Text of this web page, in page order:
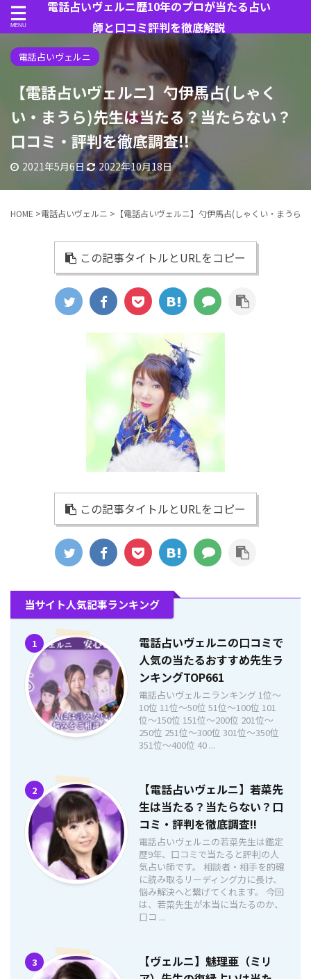
電話占いヴェルニ歴10年のプロが当たる占い
師と口コミ評判を徹底解説
電話占いヴェルニ
【電話占いヴェルニ】勺伊馬占(しゃく
い・まうら)先生は当たる？当たらない？
口コミ・評判を徹底調査!!
2021年5月6日 2022年10月18日
HOME >電話占いヴェルニ > 【電話占いヴェルニ】勺伊馬占(しゃくい・まうら
この記事タイトルとURLをコピー
この記事タイトルとURLをコピー
当サイト人気記事ランキング
1
電話占いヴェルニの口コミで
人気の当たるおすすめ先生ラ
ンキングTOP661
電話占いヴェルニランキング 1位〜
10位 11位〜50位 51位〜100位 101
位〜150位 151位〜200位 201位〜
250位 251位〜300位 301位〜350位
351位〜400位 40 ...
2
【電話占いヴェルニ】若菜先
生は当たる？当たらない？口
コミ・評判を徹底調査!!
電話占いヴェルニの若菜先生は鑑定
歴9年、口コミで当たると評判の人
気占い師です。 相談者・相手を的確
に読み取るリーディング力に長け、
悩み解決へと繋げてくれます。 今回
は、若菜先生が本当に当たるのか、
口コ ...
3
【ヴェルニ】魅理亜（ミリ